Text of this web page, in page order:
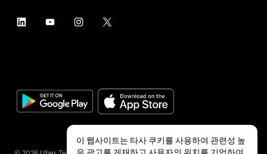
이 웹사이트는 타사 쿠키를 사용하여 관련성 높